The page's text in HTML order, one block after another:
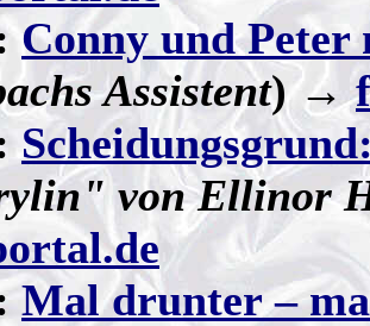
Conny und Peter
Assistent) →
von Ellinor
Mal drunter –